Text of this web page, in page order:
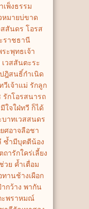
เพ็งธรรม
หมายบ่ขาด
สสันดร โอรส
ราชธานี
ะพุทธเจ้า
วสสันตะระ
ฎิสนธิ์กำเนิด
วีเจ้าแม่ รักลูก
รักโอรสนารถ
ใจใฝ่ทวี ก็ได้
าทเวสสนดร
ศอาจลือชา
ซ้ำมีบุตตีน้อง
ารักใคร่เลี้ยง
วย ค้ำเตื่อม
านช้างเผือก
กว้าง พากัน
ะพราหมณ์